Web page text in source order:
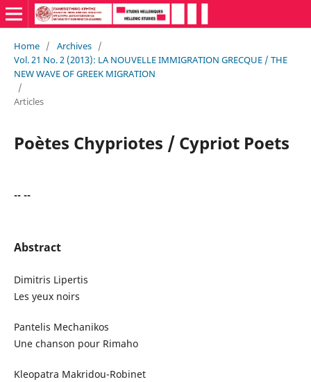
Home / Archives /
Vol. 21 No. 2 (2013): LA NOUVELLE IMMIGRATION GRECQUE / THE
NEW WAVE OF GREEK MIGRATION
/
Articles
Poètes Chypriotes / Cypriot Poets
-- --
Abstract
Dimitris Lipertis
Les yeux noirs
Pantelis Mechanikos
Une chanson pour Rimaho
Kleopatra Makridou-Robinet